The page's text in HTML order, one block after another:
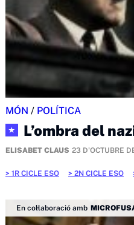
MÓN / POLÍTICA
★ L’ombra del
ELISABET CLAUS 23 D'OCTUBRE
1R CICLE ESO 2N CICLE ESO
En col·laboració amb